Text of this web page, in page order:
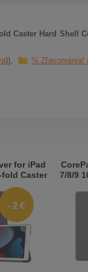
Caster Hard Shell
% Zľavománia!
for iPad
fold Caster
with
-
- 2 €
7/8/9